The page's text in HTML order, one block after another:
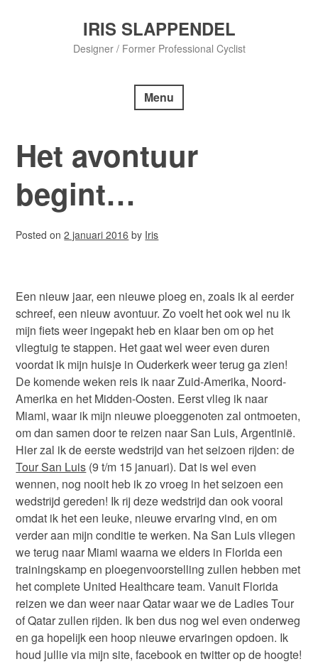
IRIS SLAPPENDEL
Designer / Former Professional Cyclist
Menu
Het avontuur
begint…
Posted on2 januari 2016 by Iris
Een nieuw jaar, een nieuwe ploeg en, zoals ik al eerder
schreef, een nieuw avontuur. Zo voelt het ook wel nu ik
mijn fiets weer ingepakt heb en klaar ben om op het
vliegtuig te stappen. Het gaat wel weer even duren
voordat ik mijn huisje in Ouderkerk weer terug ga zien!
De komende weken reis ik naar Zuid-Amerika, Noord-
Amerika en het Midden-Oosten. Eerst vlieg ik naar
Miami, waar ik mijn nieuwe ploeggenoten zal ontmoeten,
om dan samen door te reizen naar San Luis, Argentinië.
Hier zal ik de eerste wedstrijd van het seizoen rijden: de
Tour San Luis (9 t/m 15 januari). Dat is wel even
wennen, nog nooit heb ik zo vroeg in het seizoen een
wedstrijd gereden! Ik rij deze wedstrijd dan ook vooral
omdat ik het een leuke, nieuwe ervaring vind, en om
verder aan mijn conditie te werken. Na San Luis vliegen
we terug naar Miami waarna we elders in Florida een
trainingskamp en ploegenvoorstelling zullen hebben met
het complete United Healthcare team. Vanuit Florida
reizen we dan weer naar Qatar waar we de Ladies Tour
of Qatar zullen rijden. Ik ben dus nog wel even onderweg
en ga hopelijk een hoop nieuwe ervaringen opdoen. Ik
houd jullie via mijn site, facebook en twitter op de hoogte!